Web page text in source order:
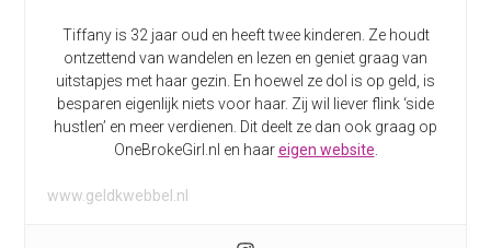
Tiffany is 32 jaar oud en heeft twee kinderen. Ze houdt
ontzettend van wandelen en lezen en geniet graag van
uitstapjes met haar gezin. En hoewel ze dol is op geld, is
besparen eigenlijk niets voor haar. Zij wil liever flink ‘side
hustlen’ en meer verdienen. Dit deelt ze dan ook graag op
OneBrokeGirl.nl en haareigen website
www.geldkwebbel.nl